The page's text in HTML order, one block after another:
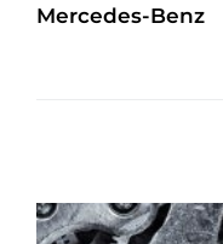
Mercedes-Benz